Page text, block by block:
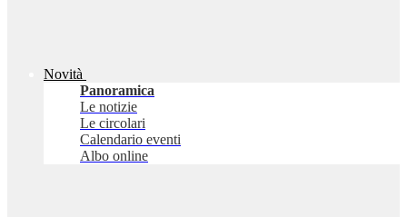
Novità
Panoramica
Le notizie
Le circolari
Calendario eventi
Albo online